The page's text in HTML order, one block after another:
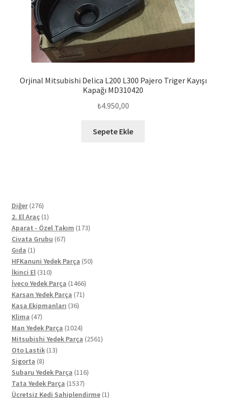
Orjinal Mitsubishi Delica L200 L300 Pajero Triger Kayışı
Kapağı MD310420
₺4.950,00
Sepete Ekle
Diğer 276276
ürün
2. El Araç 11
ürün
Aparat - Özel Takım 173173
Civata Grubu 6767
Gıda 11
ürün
HFKanuni Yedek Parça 5050
İkinci El 310310
ürün
İveco Yedek Parça 14661466
ürün
Karsan Yedek Parça 7171
Kasa Ekipmanları 3636
Klima 4747
ürün
Man Yedek Parça 10241024
ürün
Mitsubishi Yedek Parça 25612561
Oto Lastik 1313
Sigorta 88
ürün
Subaru Yedek Parça 116116
Tata Yedek Parça 15371537
ürün
Ücretsiz Kedi Sahiplendirme 11